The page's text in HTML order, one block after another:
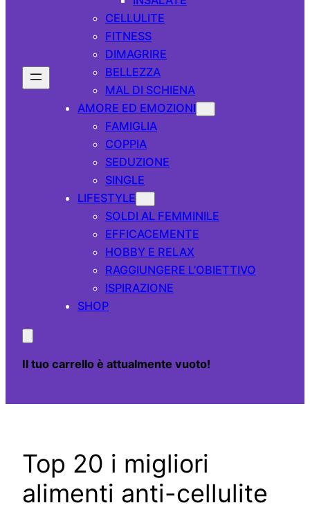
CELLULITE
FITNESS
DIMAGRIRE
BELLEZZA
MAL DI SCHIENA
AMORE ED EMOZIONI
FAMIGLIA
COPPIA
SEDUZIONE
SINGLE
LIFESTYLE
SOLDI AL FEMMINILE
EFFICACEMENTE
HOBBY E RELAX
RAGGIUNGERE L’OBIETTIVO
ISPIRAZIONE
SHOP
Il tuo carrello è attualmente vuoto!
Top 20 i migliori
alimenti anti-cellulite